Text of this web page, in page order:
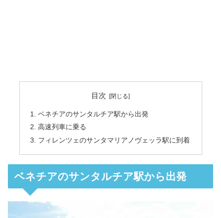
目次
ベネチアのサンタルチア駅から出発
高速列車に乗る
フィレンツェのサンタマリアノヴェッラ駅に到着
ベネチアのサンタルチア駅から出発